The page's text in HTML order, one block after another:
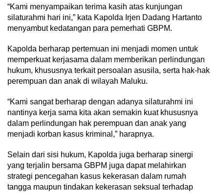
“Kami menyampaikan terima kasih atas kunjungan
silaturahmi hari ini,” kata Kapolda Irjen Dadang Hartanto
menyambut kedatangan para pemerhati GBPM.
Kapolda berharap pertemuan ini menjadi momen untuk
memperkuat kerjasama dalam memberikan perlindungan
hukum, khususnya terkait persoalan asusila, serta hak-hak
perempuan dan anak di wilayah Maluku.
“Kami sangat berharap dengan adanya silaturahmi ini
nantinya kerja sama kita akan semakin kuat khususnya
dalam perlindungan hak perempuan dan anak yang
menjadi korban kasus kriminal,” harapnya.
Selain dari sisi hukum, Kapolda juga berharap sinergi
yang terjalin bersama GBPM juga dapat melahirkan
strategi pencegahan kasus kekerasan dalam rumah
tangga maupun tindakan kekerasan seksual terhadap